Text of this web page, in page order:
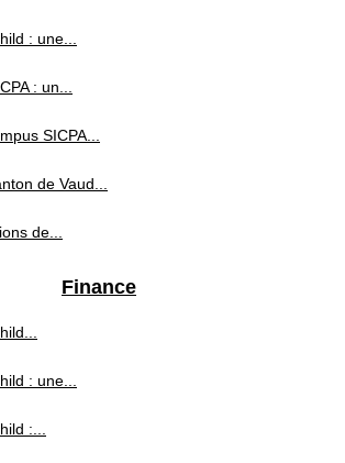
: une...
: un...
SICPA...
de Vaud...
de...
Finance
: une...
:...